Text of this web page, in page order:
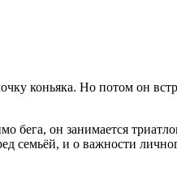
коньяка. Но потом он
бега, он занимается
семьёй, и о важности